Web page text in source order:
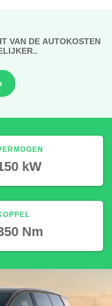
VAN DE AUTOKOSTEN
kW
Nm